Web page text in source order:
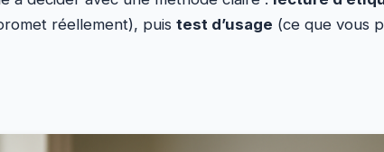
réellement), puis test d’usage (ce que vous